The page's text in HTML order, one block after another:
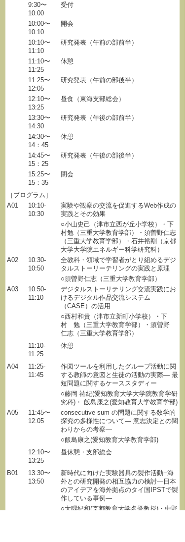
9:30〜
10:00
受付
10:00〜
10:10
開会
10:10〜
11:10
研究発表（午前の部前半）
11:10〜
11:25
休憩
11:25〜
12:05
研究発表（午前の部後半）
12:10〜
13:25
昼食（東海支部総会）
13:30〜
14:30
研究発表（午後の部前半）
14:30〜
14：45
休憩
14:45〜
15：25
研究発表（午後の部後半）
15:25〜
15：35
閉会
［プログラム］
A01
10:10-
10:30
実験や観察の交流を促進するWeb作成の
実践とその効果
○小山史己（津市立西が丘小学校）・下
村勉（三重大学教育学部）・須曽野仁志
（三重大学教育学部）・石井裕剛（京都
大学大学院エネルギー科学研究科）
A02
10:30-
10:50
全教科・領域で学習者がとり組めるデジ
タルストーリーテリングの実践と原理
○須曽野仁志（三重大学教育学部）
A03
10:50-
11:10
デジタルストーリテリング交流実践にお
けるデジタル作品交流システム
（CASE）の活用
○西村和貴（津市立新町小学校）・下
村 勉（三重大学教育学部）・須曽野
仁志（三重大学教育学部）
11:10-
11:25
休憩
A04
11:25-
11:45
作図ツールを利用したグループ活動に関
する教師の意図と生徒の活動の実際― 最
短問題に関するケーススタディー
○藤岡 祐紀(愛知教育大学大学院教育学研
究科)・ 飯島康之(愛知教育大学教育学部)
A05
11:45〜
12:05
consecutive sum の問題に関する数学的
探究の多様性について― 意志決定との関
わりからの考察―
○飯島康之(愛知教育大学教育学部)
12:10〜
13:25
昼休憩・支部総会
B01
13:30〜
13:50
新時代に向けた実験器具の製作活動−海
外との研究開発の相互協力の検討―日本
のアイデアを海外拠点のタイ国IPSTで製
作している事例―
○大隅紀和(京都教育大学名誉教授)・中野